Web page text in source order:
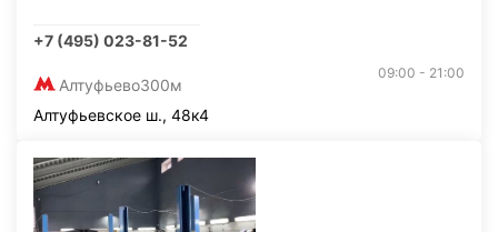
+7 (495) 023-81-52
Алтуфьево300м
09:00 - 21:00
Алтуфьевское ш., 48к4